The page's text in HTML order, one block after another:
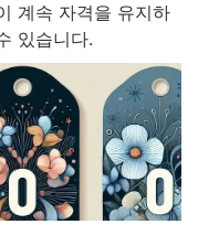
계속 자격을 유지하
있습니다.